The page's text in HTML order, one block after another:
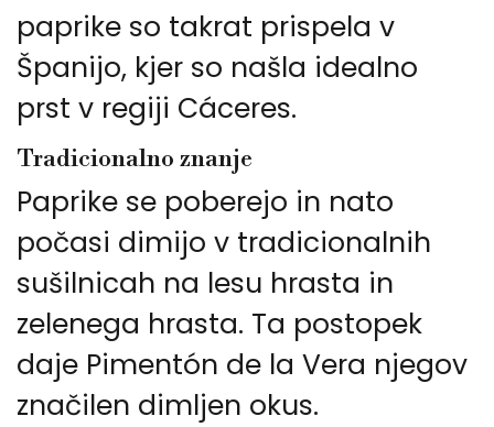
paprike so takrat prispela v
Španijo, kjer so našla idealno
prst v regiji Cáceres.
Tradicionalno znanje
Paprike se poberejo in nato
počasi dimijo v tradicionalnih
sušilnicah na lesu hrasta in
zelenega hrasta. Ta postopek
daje Pimentón de la Vera njegov
značilen dimljen okus.